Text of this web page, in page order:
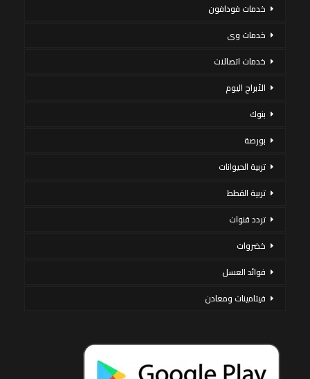
خدمات فودافون
خدمات وى
خدمات اتصالات
الأبراج اليوم
بنوك
بورصة
تربية الحيوانات
تربية القطط
تردد قنوات
خضروات
فوائد العسل
فيتامينات ومعادن